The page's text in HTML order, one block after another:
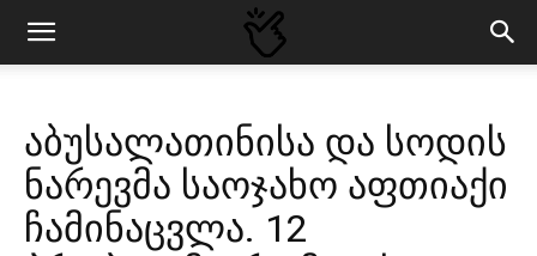
აბუსალათინისა და სოდის
ნარევმა საოჯახო აფთიაქი
ჩამინაცვლა. 12